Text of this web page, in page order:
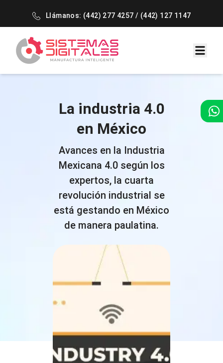
Llámanos: (442) 277 4257 / (442) 127 1147
La industria 4.0
en México
Avances en la Industria
Mexicana 4.0 según los
expertos, la cuarta
revolución industrial se
está gestando en México
de manera paulatina.